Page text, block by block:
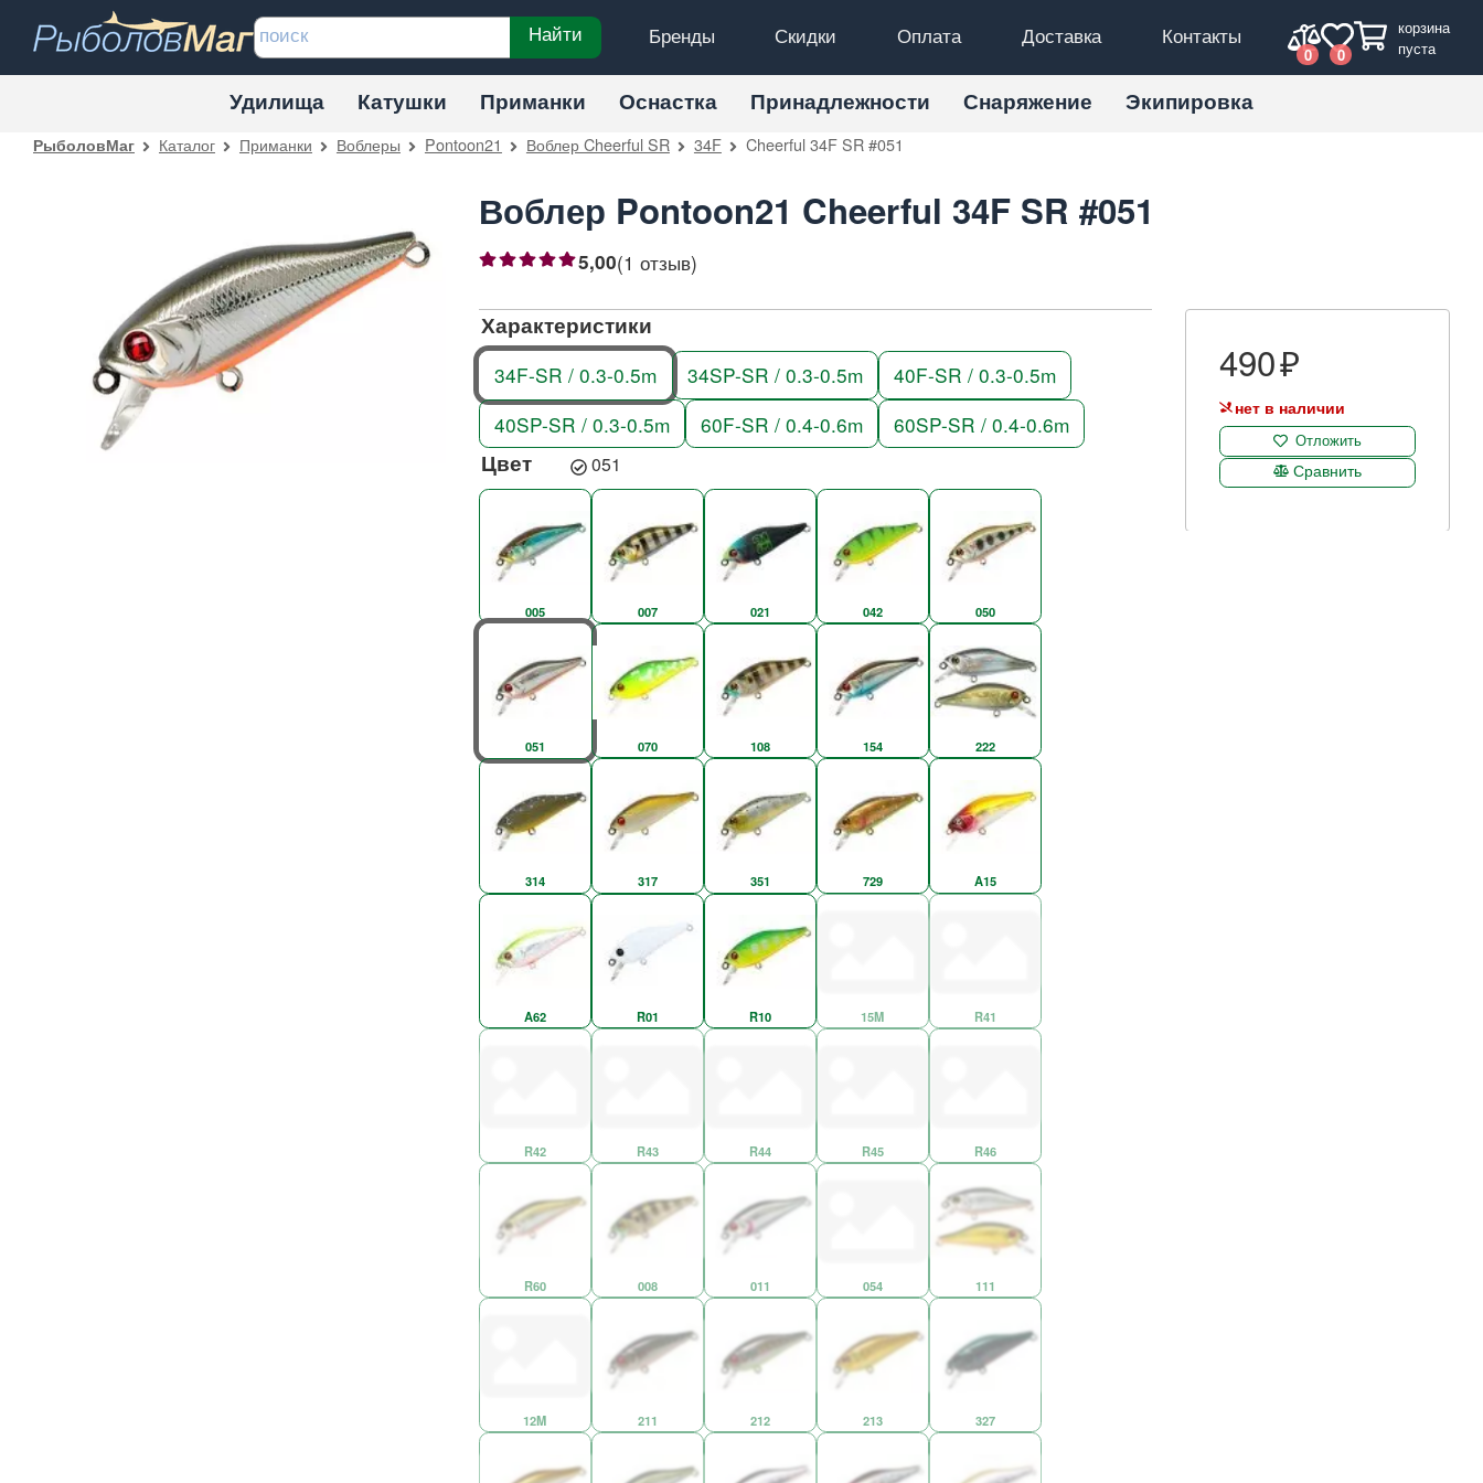
Бренды Скидки Оплата Доставка Контакты
Найти
0 0
корзина
пуста
Удилища Катушки Приманки Оснастка Принадлежности Снаряжение Экипировка
РыболовМаг Каталог Приманки Воблеры Pontoon21 Воблер Cheerful SR 34F Cheerful 34F SR #051
Воблер Pontoon21 Cheerful 34F SR #051
5,00(1 отзыв)
Характеристики
34F-SR / 0.3-0.5m 34SP-SR / 0.3-0.5m
40F-SR / 0.3-0.5m
40SP-SR / 0.3-0.5m
60F-SR / 0.4-0.6m 60SP-SR / 0.4-0.6m
Цвет 051
005 007 021 042 050
051 070 108 154 222
314 317 351 729 A15
A62 R01 R10 15M R41
R42 R43 R44 R45 R46
R60 008 011 054 111
12M 211 212 213 327
490
нет в наличии
Отложить
Сравнить